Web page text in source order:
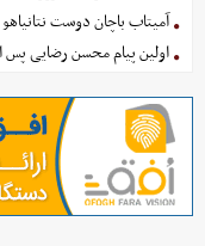
آمیتاب باچان دوست
اولین پیام محسن رضایی پس